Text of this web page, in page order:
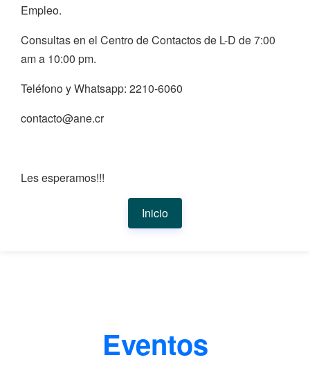
Empleo.
Consultas en el Centro de Contactos de L-D de 7:00
am a 10:00 pm.
Teléfono y Whatsapp: 2210-6060
contacto@ane.cr
Les esperamos!!!
Inicio
Eventos